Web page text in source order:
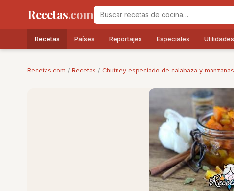
Recetas.com
Recetas Países Reportajes Especiales Utilidades
Recetas.com / Recetas / Chutney especiado de calabaza y manzanas